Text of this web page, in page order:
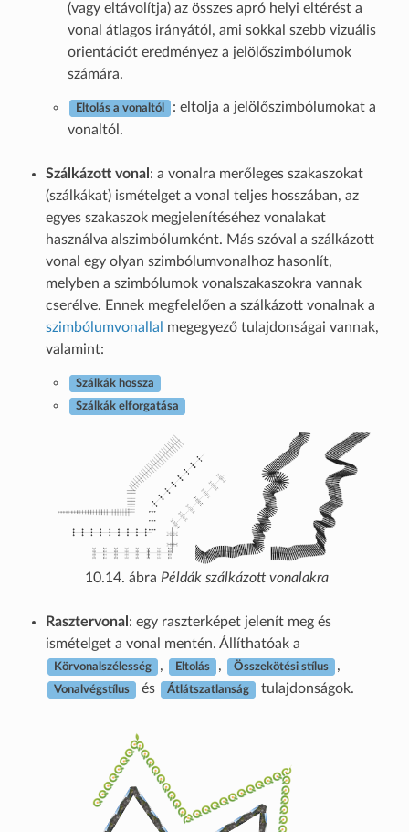
(vagy eltávolítja) az összes apró helyi eltérést a
vonal átlagos irányától, ami sokkal szebb vizuális
orientációt eredményez a jelölőszimbólumok
számára.
Eltolás a vonaltól
: eltolja a jelölőszimbólumokat a
vonaltól.
Szálkázott vonal : a vonalra merőleges szakaszokat
(szálkákat) ismételget a vonal teljes hosszában, az
egyes szakaszok megjelenítéséhez vonalakat
használva alszimbólumként. Más szóval a szálkázott
vonal egy olyan szimbólumvonalhoz hasonlít,
melyben a szimbólumok vonalszakaszokra vannak
cserélve. Ennek megfelelően a szálkázott vonalnak a
szimbólumvonallal
megegyező tulajdonságai vannak,
valamint:
Szálkák hossza
Szálkák elforgatása
10.14. ábra Példák szálkázott vonalakra
Rasztervonal : egy raszterképet jelenít meg és
ismételget a vonal mentén. Állíthatóak a
Körvonalszélesség , Eltolás , Összekötési stílus ,
Vonalvégstílus és Átlátszatlanság tulajdonságok.